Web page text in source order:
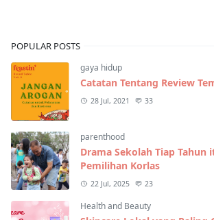
POPULAR POSTS
gaya hidup
Catatan Tentang Review
28 Jul, 2021 33
parenthood
Drama Sekolah Tiap Tahun
Pemilihan Korlas
22 Jul, 2025 23
Health and Beauty